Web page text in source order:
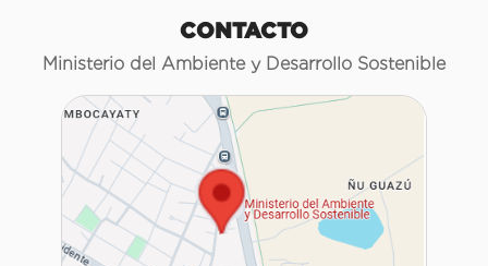
CONTACTO
Ministerio del Ambiente y Desarrollo Sostenible